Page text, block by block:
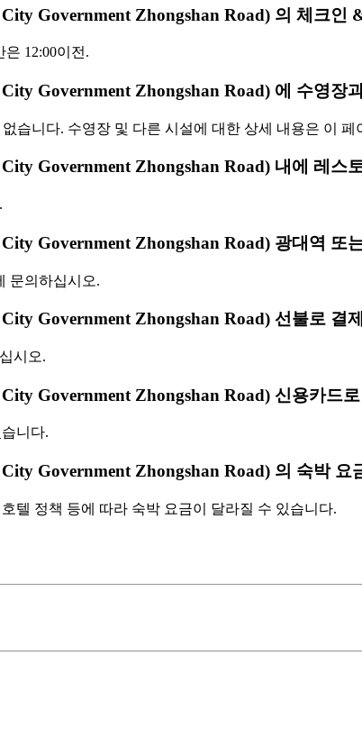
Government Zhongshan Road) 의 체크인
12:00이전.
Government Zhongshan Road) 에 수영장
습니다. 수영장 및 다른 시설에 대한 상세 내용은 이
Government Zhongshan Road) 내에 레스
Government Zhongshan Road) 광대역 또
문의하십시오.
Government Zhongshan Road) 선불로 결
시오.
Government Zhongshan Road) 신용카드
니다.
Government Zhongshan Road) 의 숙박 요
텔 정책 등에 따라 숙박 요금이 달라질 수 있습니다.